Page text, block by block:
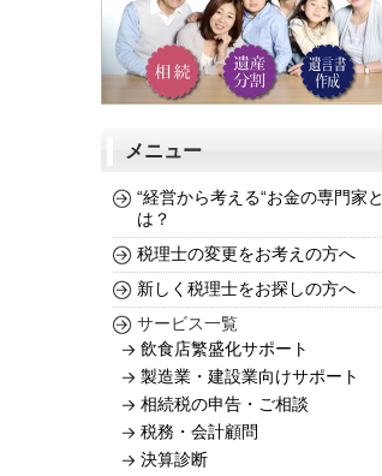
メニュー
“経営から考える“お金の専門家と
は？
税理士の変更をお考えの方へ
新しく税理士をお探しの方へ
サービス一覧
飲食店繁盛化サポート
製造業・建設業向けサポート
相続税の申告・ご相談
税務・会計顧問
決算診断